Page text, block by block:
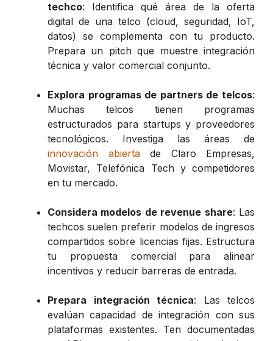
techco: Identifica qué área de la oferta
digital de una telco (cloud, seguridad, IoT,
datos) se complementa con tu producto.
Prepara un pitch que muestre integración
técnica y valor comercial conjunto.
Explora programas de partners de telcos:
Muchas telcos tienen programas
estructurados para startups y proveedores
tecnológicos. Investiga las áreas de
innovación abiertade Claro Empresas,
Movistar, Telefónica Tech y competidores
en tu mercado.
Considera modelos de revenue share: Las
techcos suelen preferir modelos de ingresos
compartidos sobre licencias fijas. Estructura
tu propuesta comercial para alinear
incentivos y reducir barreras de entrada.
Prepara integración técnica: Las telcos
evalúan capacidad de integración con sus
plataformas existentes. Ten documentadas